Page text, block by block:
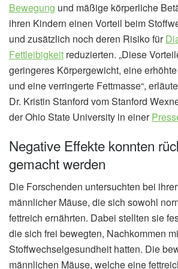
Bewegung und mäßige körperliche
ihren Kindern einen Vorteil beim
und zusätzlich noch deren Risiko für
Fettleibigkeit reduzierten. „Diese
geringeres Körpergewicht, eine
und eine verringerte Fettmasse“,
Dr. Kristin Stanford vom Stanford
der Ohio State University in einer
Negative Effekte konnten
gemacht werden
Die Forschenden untersuchten bei
männlicher Mäuse, die sich sowohl
fettreich ernährten. Dabei stellten sie
die sich frei bewegten, Nachkommen
Stoffwechselgesundheit hatten. Die
männlichen Mäuse, welche eine